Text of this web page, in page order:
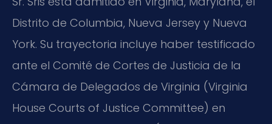
Distrito de Columbia, Nueva Jersey y Nueva
York. Su trayectoria incluye haber testificado
ante el Comité de Cortes de Justicia de la
Cámara de Delegados de Virginia (Virginia
House Courts of Justice Committee) en